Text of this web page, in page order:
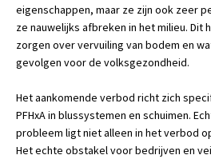
eigenschappen, maar ze zijn ook zeer
ze nauwelijks afbreken in het milieu.
zorgen over vervuiling van bodem en
gevolgen voor de volksgezondheid.
Het aankomende verbod richt zich
PFHxA in blussystemen en schuimen.
probleem ligt niet alleen in het verbod
Het echte obstakel voor bedrijven en